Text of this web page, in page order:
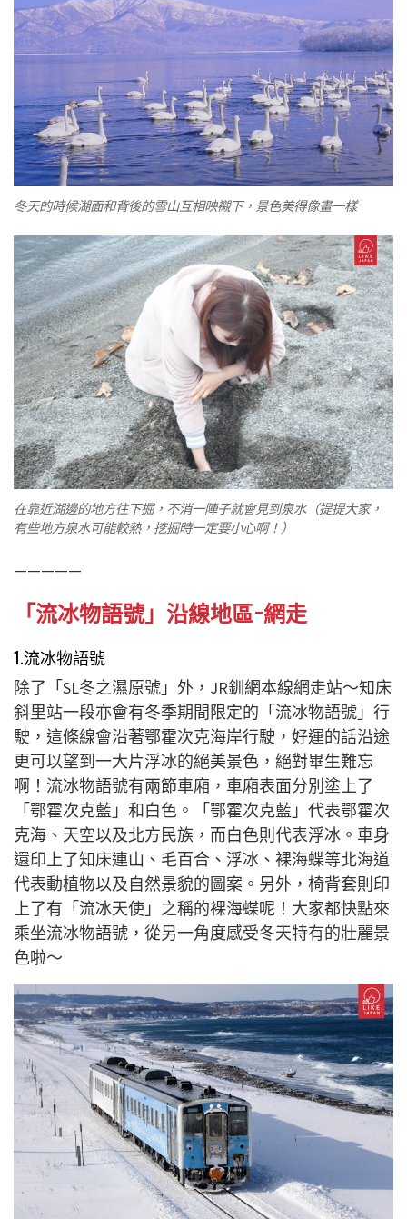
冬天的時候湖面和背後的雪山互相映襯下，景色美得像畫一樣
在靠近湖邊的地方往下掘，不消一陣子就會見到泉水（提提大家，
有些地方泉水可能較熱，挖掘時一定要小心啊！）
—————
「流冰物語號」沿線地區−網走
1.流冰物語號
除了「SL冬之濕原號」外，JR釧網本線網走站～知床
斜里站一段亦會有冬季期間限定的「流冰物語號」行
駛，這條線會沿著鄂霍次克海岸行駛，好運的話沿途
更可以望到一大片浮冰的絕美景色，絕對畢生難忘
啊！流冰物語號有兩節車廂，車廂表面分別塗上了
「鄂霍次克藍」和白色。「鄂霍次克藍」代表鄂霍次
克海、天空以及北方民族，而白色則代表浮冰。車身
還印上了知床連山、毛百合、浮冰、裸海蝶等北海道
代表動植物以及自然景貌的圖案。另外，椅背套則印
上了有「流冰天使」之稱的裸海蝶呢！大家都快點來
乘坐流冰物語號，從另一角度感受冬天特有的壯麗景
色啦～